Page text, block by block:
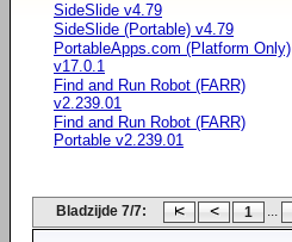
SideSlide v4.79
SideSlide (Portable) v4.79
PortableApps.com (Platform Only)
v17.0.1
Find and Run Robot (FARR)
v2.239.01
Find and Run Robot (FARR)
Portable v2.239.01
Bladzijde 7/7: 1 ...